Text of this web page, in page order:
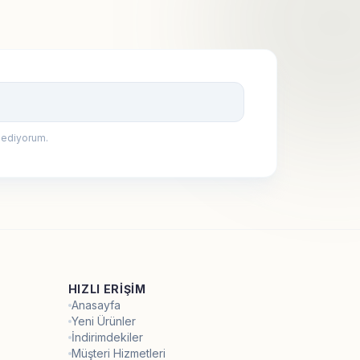
HIZLI ERIŞIM
Anasayfa
Yeni Ürünler
İndirimdekiler
Müşteri Hizmetleri